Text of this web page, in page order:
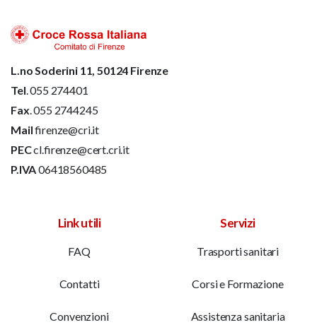
L.no Soderini 11, 50124 Firenze
Tel. 055 274401
Fax. 055 2744245
Mailfirenze@cri.it
PECcl.firenze@cert.cri.it
P.IVA06418560485
Link utili
FAQ
Contatti
Convenzioni
Servizi
Trasporti sanitari
Corsi e Formazione
Assistenza sanitaria